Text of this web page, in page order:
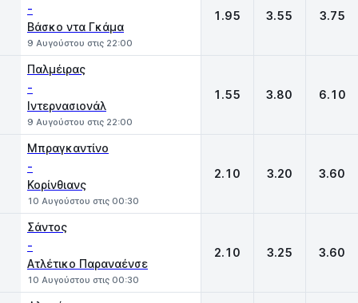
-
Βάσκο ντα Γκάμα
9 Αυγούστου στις 22:00
1.95 3.55 3.75
Παλμέιρας
-
Ιντερνασιονάλ
9 Αυγούστου στις 22:00
1.55 3.80 6.10
Μπραγκαντίνο
-
Κορίνθιανς
10 Αυγούστου στις 00:30
2.10 3.20 3.60
Σάντος
-
Ατλέτικο Παραναένσε
10 Αυγούστου στις 00:30
2.10 3.25 3.60